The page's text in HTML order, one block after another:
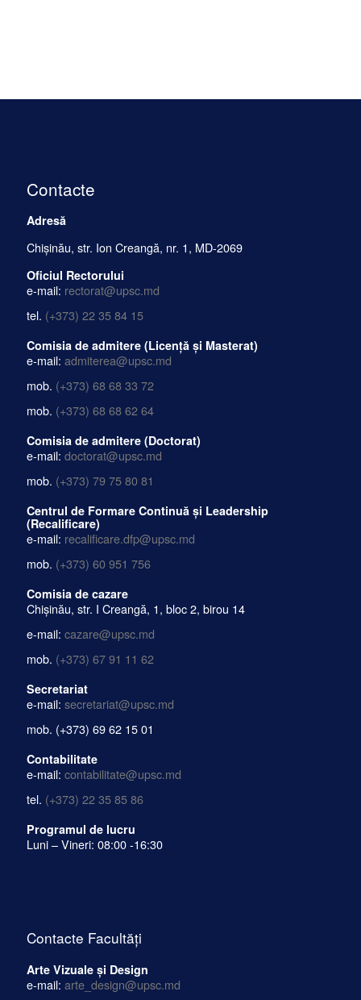
Contacte
Adresă
Chișinău, str. Ion Creangă, nr. 1, MD-2069
Oficiul Rectorului
e-mail: rectorat@upsc.md
tel. (+373) 22 35 84 15
Comisia de admitere (Licență și Masterat)
e-mail: admiterea@upsc.md
mob. (+373) 68 68 33 72
mob. (+373) 68 68 62 64
Comisia de admitere (Doctorat)
e-mail: doctorat@upsc.md
mob. (+373) 79 75 80 81
Centrul de Formare Continuă și Leadership
(Recalificare)
e-mail: recalificare.dfp@upsc.md
mob. (+373) 60 951 756
Comisia de cazare
Chișinău, str. I Creangă, 1, bloc 2, birou 14
e-mail: cazare@upsc.md
mob. (+373) 67 91 11 62
Secretariat
e-mail: secretariat@upsc.md
mob. (+373) 69 62 15 01
Contabilitate
e-mail: contabilitate@upsc.md
tel. (+373) 22 35 85 86
Programul de lucru
Luni – Vineri: 08:00 -16:30
Contacte Facultăți
Arte Vizuale și Design
e-mail: arte_design@upsc.md